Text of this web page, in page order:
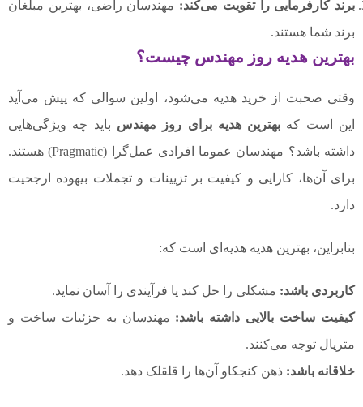
برند کارفرمایی را تقویت می‌کند: مهندسان راضی، بهترین مبلغان
برند شما هستند.
بهترین هدیه روز مهندس چیست؟
وقتی صحبت از خرید هدیه می‌شود، اولین سوالی که پیش می‌آید
این است که بهترین هدیه برای روز مهندس باید چه ویژگی‌هایی
داشته باشد؟ مهندسان عموما افرادی عمل‌گرا (Pragmatic) هستند.
برای آن‌ها، کارایی و کیفیت بر تزیینات و تجملات بیهوده ارجحیت
دارد.
بنابراین، بهترین هدیه هدیه‌ای است که:
کاربردی باشد: مشکلی را حل کند یا فرآیندی را آسان نماید.
کیفیت ساخت بالایی داشته باشد: مهندسان به جزئیات ساخت و
متریال توجه می‌کنند.
خلاقانه باشد: ذهن کنجکاو آن‌ها را قلقلک دهد.